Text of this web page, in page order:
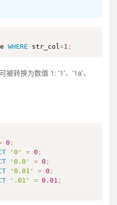
WHERE str_col=1 ;
被转换为数值 1: '1'、'1a'、
0 ;
'0' = 0 ;
'0.0' = 0 ;
'0.01' = 0 ;
'.01' = 0.01 ;